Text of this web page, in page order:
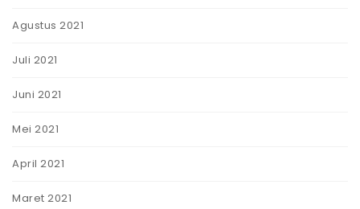
Agustus 2021
Juli 2021
Juni 2021
Mei 2021
April 2021
Maret 2021